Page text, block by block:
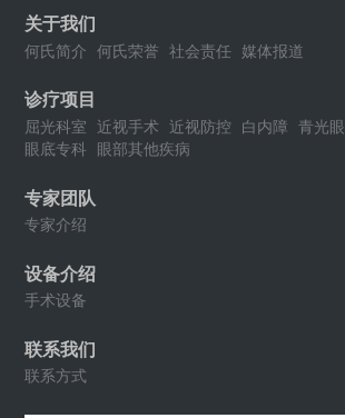
关于我们
何氏简介 何氏荣誉 社会责任 媒体报道
诊疗项目
屈光科室 近视手术 近视防控 白内障 青光眼
眼底专科
眼部其他疾病
专家团队
专家介绍
设备介绍
手术设备
联系我们
联系方式